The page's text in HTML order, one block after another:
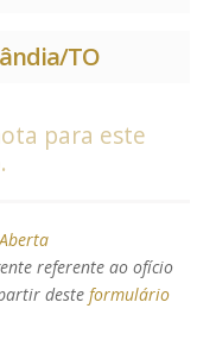
TO
para este
referente ao ofício
deste formulário